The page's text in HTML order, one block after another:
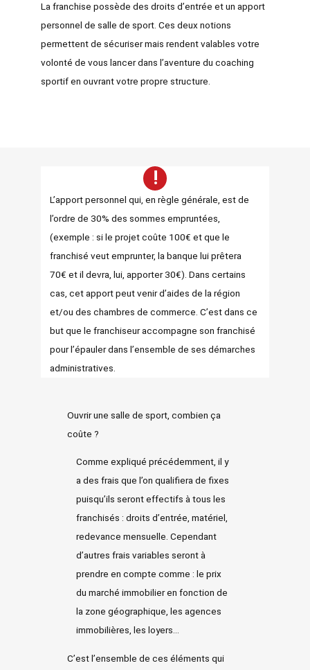
La franchise possède des droits d’entrée et un apport
personnel de salle de sport. Ces deux notions
permettent de sécuriser mais rendent valables votre
volonté de vous lancer dans l’aventure du coaching
sportif en ouvrant votre propre structure.
!
L’apport personnel qui, en règle générale, est de
l’ordre de 30% des sommes empruntées,
(exemple : si le projet coûte 100€ et que le
franchisé veut emprunter, la banque lui prêtera
70€ et il devra, lui, apporter 30€). Dans certains
cas, cet apport peut venir d’aides de la région
et/ou des chambres de commerce. C’est dans ce
but que le franchiseur accompagne son franchisé
pour l’épauler dans l’ensemble de ses démarches
administratives.
Ouvrir une salle de sport, combien ça
coûte ?
Comme expliqué précédemment, il y
a des frais que l’on qualifiera de fixes
puisqu’ils seront effectifs à tous les
franchisés : droits d’entrée, matériel,
redevance mensuelle. Cependant
d’autres frais variables seront à
prendre en compte comme : le prix
du marché immobilier en fonction de
la zone géographique, les agences
immobilières, les loyers…
C’est l’ensemble de ces éléments qui